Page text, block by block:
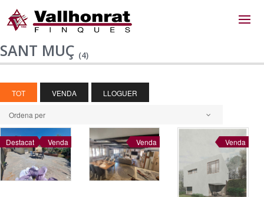
SANT MUÇ (4)
TOT VENDA LLOGUER
Ordena per
Destacat Venda Venda Venda